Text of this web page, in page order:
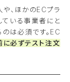
、ほかのECプラ
いる事業者にと
は必須です。EC
に必ずテスト注文